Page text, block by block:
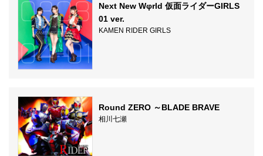
Next New Wφrld 仮面ライダーGIRLS
01 ver.
KAMEN RIDER GIRLS
Round ZERO ～BLADE BRAVE
相川七瀬